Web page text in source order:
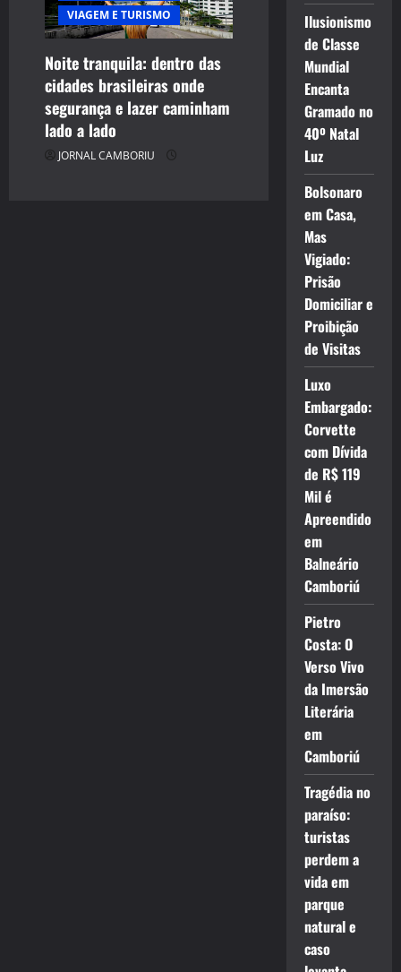
VIAGEM E TURISMO
Noite tranquila: dentro das
cidades brasileiras onde
segurança e lazer caminham
lado a lado
JORNAL CAMBORIU
Ilusionismo
de Classe
Mundial
Encanta
Gramado no
40º Natal
Luz
Bolsonaro
em Casa,
Mas
Vigiado:
Prisão
Domiciliar e
Proibição
de Visitas
Luxo
Embargado:
Corvette
com Dívida
de R$ 119
Mil é
Apreendido
em
Balneário
Camboriú
Pietro
Costa: O
Verso Vivo
da Imersão
Literária
em
Camboriú
Tragédia no
paraíso:
turistas
perdem a
vida em
parque
natural e
caso